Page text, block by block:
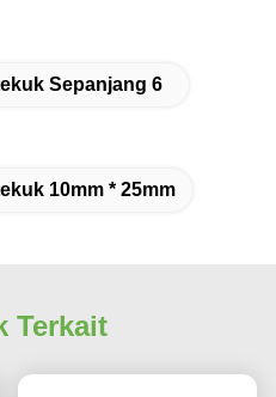
Sepanjang 6
10mm * 25mm
Terkait